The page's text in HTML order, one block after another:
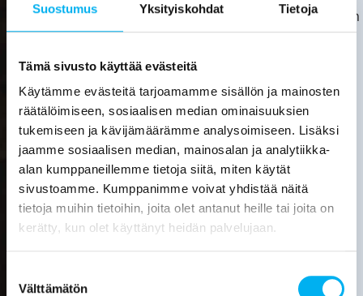
Suostumus Yksityiskohdat Tietoja
Tämä sivusto käyttää evästeitä
Käytämme evästeitä tarjoamamme sisällön ja mainosten
räätälöimiseen, sosiaalisen median ominaisuuksien
tukemiseen ja kävijämäärämme analysoimiseen. Lisäksi
jaamme sosiaalisen median, mainosalan ja analytiikka-
alan kumppaneillemme tietoja siitä, miten käytät
sivustoamme. Kumppanimme voivat yhdistää näitä
tietoja muihin tietoihin, joita olet antanut heille tai joita on
kerätty, kun olet käyttänyt heidän palvelujaan.
valinta
Välttämätön
kotitalousvähennyksen
hakemisesta
tiedot
löytyvät
verottajan
sivuilta.
viemärin
sukituksen